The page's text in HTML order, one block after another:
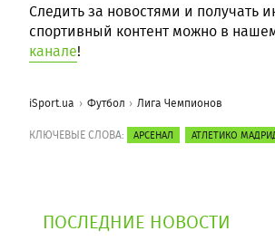
Следить за новостями и получать
спортивный контент можно в
канале!
iSport.ua Футбол Лига Чемпионов
КЛЮЧЕВЫЕ СЛОВА: АРСЕНАЛ АТЛЕТИКО
ПОСЛЕДНИЕ НОВОСТИ